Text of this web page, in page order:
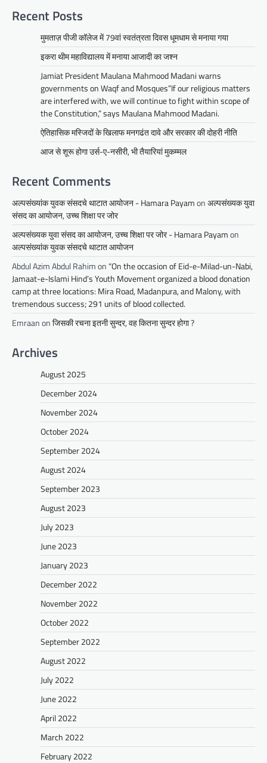
Recent Posts
मुमताज़ पीजी कॉलेज में 79वां स्वतंत्रता दिवस धूमधाम से मनाया गया
इकरा थीम महाविद्यालय में मनाया आजादी का जश्न
Jamiat President Maulana Mahmood Madani warns
governments on Waqf and Mosques”If our religious matters
are interfered with, we will continue to fight within scope of
the Constitution,” says Maulana Mahmood Madani.
ऐतिहासिक मस्जिदों के खिलाफ मनगढंत दावे और सरकार की दोहरी नीति
आज से शूरू होगा उर्स-ए-नसीरी, भी तैयारियां मुकम्मल
Recent Comments
अल्पसंख्यांक युवक संसदचे थाटात आयोजन - Hamara Payamonअल्पसंख्यक युवा
संसद का आयोजन, उच्च शिक्षा पर जोर
अल्पसंख्यक युवा संसद का आयोजन, उच्च शिक्षा पर जोर - Hamara Payamon
अल्पसंख्यांक युवक संसदचे थाटात आयोजन
Abdul Azim Abdul Rahimon “On the occasion of Eid-e-Milad-un-Nabi,
Jamaat-e-Islami Hind’s Youth Movement organized a blood donation
camp at three locations: Mira Road, Madanpura, and Malony, with
tremendous success; 291 units of blood collected.
Emraanonजिसकी रचना इतनी सुन्दर, वह कितना सुन्दर होगा ?
Archives
August 2025
December 2024
November 2024
October 2024
September 2024
August 2024
September 2023
August 2023
July 2023
June 2023
January 2023
December 2022
November 2022
October 2022
September 2022
August 2022
July 2022
June 2022
April 2022
March 2022
February 2022